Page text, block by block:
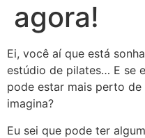
agora!
Ei, você aí que está
estúdio de pilates… E se
pode estar mais perto
imagina?
Eu sei que pode ter